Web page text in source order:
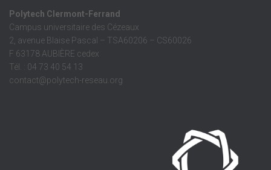
Polytech Clermont-Ferrand
Campus universitaire des Cézeaux
2, avenue Blaise Pascal – TSA60206 – CS60026
F 63178 AUBIÈRE cedex
Tél. : 04 73 40 54 13
contact@polytech-reseau.org